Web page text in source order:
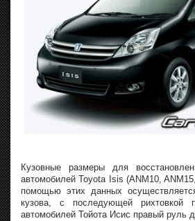
Кузовные размеры для
автомобилей Toyota Isis (ANM10,
помощью этих данных
кузова, с последующей рихтовкой
автомобилей Тойота Исис правый руль